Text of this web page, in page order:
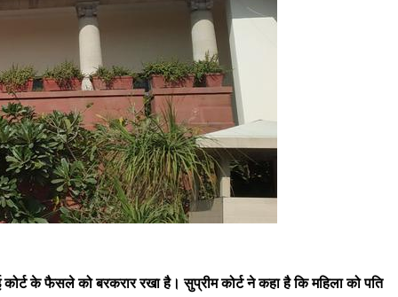
के फैसले को बरकरार रखा है। सुप्रीम कोर्ट ने कहा है कि महिला को पति